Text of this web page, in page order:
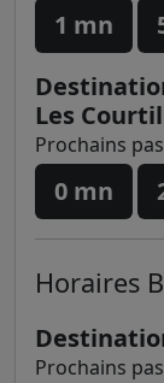
1 mn
Les
Prochains
0 mn
Horaires
Prochains